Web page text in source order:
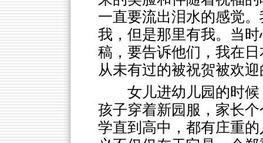
一直要流出泪水的感觉
我，但是那里有我。当
稿，要告诉他们，我在
从未有过的被祝贺被欢
女儿进幼儿园的时
孩子穿着新园服，家长
学直到高中，都有庄重